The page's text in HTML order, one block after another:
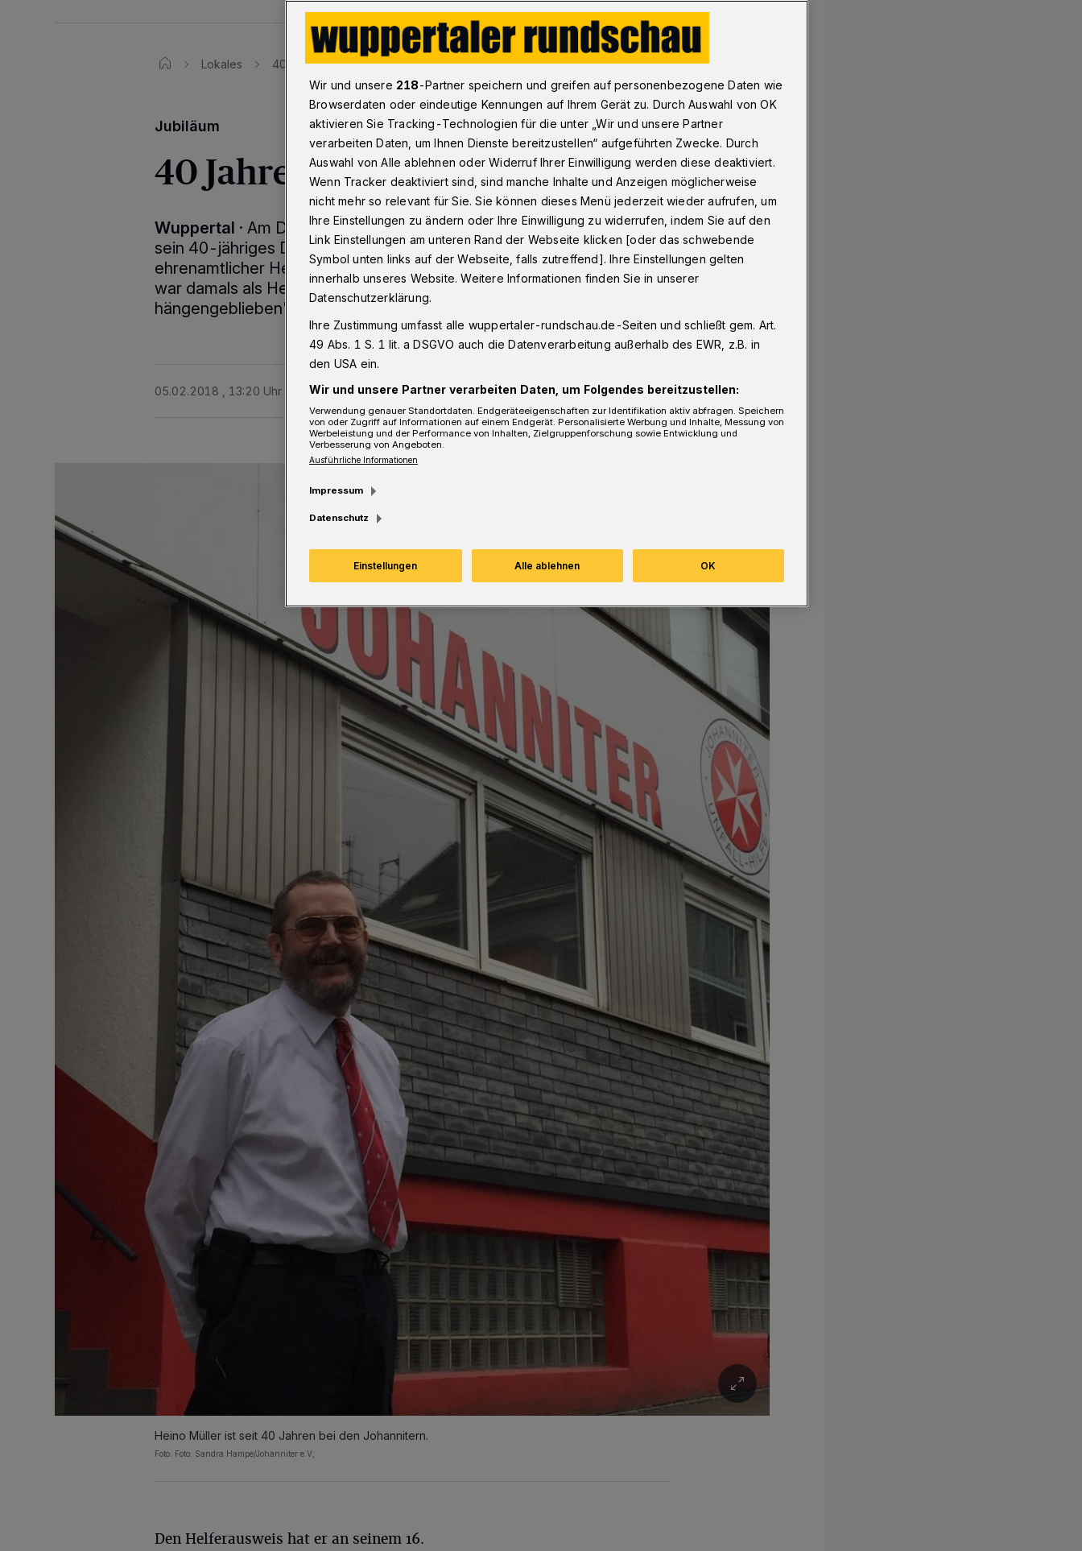
Lokales 40 Jahre bei den Johannitern
Jubiläum
40 Jahre bei den Johannitern
Wuppertal · Am Donnerstag (1. Februar 2018) feierte Heino Müller
sein 40-jähriges Dienstjubiläum: Am 1. Februar 1978 hat er als
ehrenamtlicher Helfer bei den Johannitern angefangen. "Mein Bruder
war damals als Helfer dabei, und so bin ich mitgekommen — und
hängengeblieben", erzählt Heino Müller.
05.02.2018 , 13:20 Uhr Eine Minute Lesezeit
Heino Müller ist seit 40 Jahren bei den Johannitern.
Foto: Foto: Sandra Hampe/Johanniter e.V,
Den Helferausweis hat er an seinem 16.
Wir und unsere 218-Partner speichern und greifen auf personenbezogene Daten wie
Browserdaten oder eindeutige Kennungen auf Ihrem Gerät zu. Durch Auswahl von OK
aktivieren Sie Tracking-Technologien für die unter „Wir und unsere Partner
verarbeiten Daten, um Ihnen Dienste bereitzustellen“ aufgeführten Zwecke. Durch
Auswahl von Alle ablehnen oder Widerruf Ihrer Einwilligung werden diese deaktiviert.
Wenn Tracker deaktiviert sind, sind manche Inhalte und Anzeigen möglicherweise
nicht mehr so relevant für Sie. Sie können dieses Menü jederzeit wieder aufrufen, um
Ihre Einstellungen zu ändern oder Ihre Einwilligung zu widerrufen, indem Sie auf den
Link Einstellungen am unteren Rand der Webseite klicken [oder das schwebende
Symbol unten links auf der Webseite, falls zutreffend]. Ihre Einstellungen gelten
innerhalb unseres Website. Weitere Informationen finden Sie in unserer
Datenschutzerklärung.
Ihre Zustimmung umfasst alle wuppertaler-rundschau.de-Seiten und schließt gem. Art.
49 Abs. 1 S. 1 lit. a DSGVO auch die Datenverarbeitung außerhalb des EWR, z.B. in
den USA ein.
Wir und unsere Partner verarbeiten Daten, um Folgendes bereitzustellen:
Verwendung genauer Standortdaten. Endgeräteeigenschaften zur Identifikation aktiv abfragen. Speichern
von oder Zugriff auf Informationen auf einem Endgerät. Personalisierte Werbung und Inhalte, Messung von
Werbeleistung und der Performance von Inhalten, Zielgruppenforschung sowie Entwicklung und
Verbesserung von Angeboten.
Ausführliche Informationen
Impressum
Datenschutz
Einstellungen Alle ablehnen OK